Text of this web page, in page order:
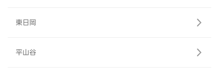
東日岡
平山谷